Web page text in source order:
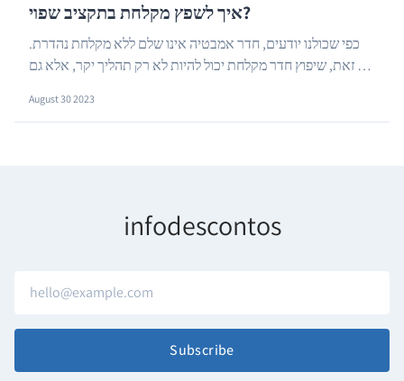
איך לשפץ מקלחת בתקציב שפוי?
כפי שכולנו יודעים, חדר אמבטיה אינו שלם ללא מקלחת נהדרת.
עם זאת, שיפוץ חדר מקלחת יכול להיות לא רק תהליך יקר, אלא גם
August 30 2023
infodescontos
Subscribe